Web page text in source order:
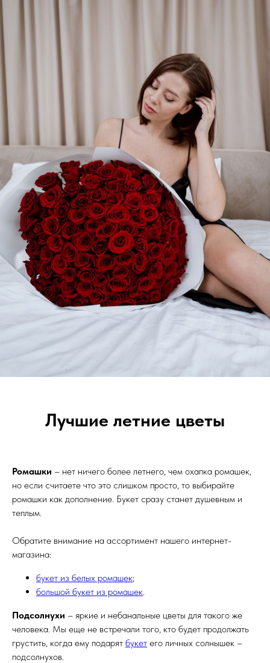
Лучшие летние цветы
Ромашки – нет ничего более летнего, чем охапка ромашек,
но если считаете что это слишком просто, то выбирайте
ромашки как дополнение. Букет сразу станет душевным и
теплым.
Обратите внимание на ассортимент нашего интернет-
магазина:
букет из белых ромашек;
большой букет из ромашек.
Подсолнухи – яркие и небанальные цветы для такого же
человека. Мы еще не встречали того, кто будет продолжать
грустить, когда ему подарят букет его личных солнышек –
подсолнухов.